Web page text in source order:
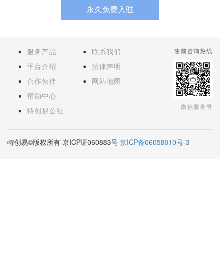
永久免费入驻
服务产品
平台介绍
合作伙伴
帮助中心
特创易公社
联系我们
法律声明
网站地图
售前咨询热线
微信服务号
特创易©版权所有 京ICP证060883号 京ICP备06058010号-3